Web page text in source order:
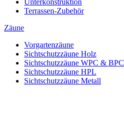
Unterkonstruktion
Terrassen-Zubehör
Zäune
Vorgartenzäune
Sichtschutzzäune Holz
Sichtschutzzäune WPC & BPC
Sichtschutzzäune HPL
Sichtschutzzäune Metall